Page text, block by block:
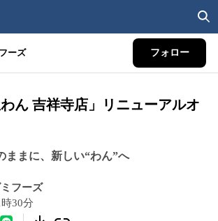
ーズ フォロー
わん 吉祥寺店」リニューアルオ
ままに、新しい“わん”へ
フーズ
30分